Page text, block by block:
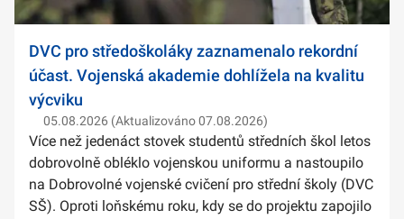
DVC pro středoškoláky zaznamenalo rekordní
účast. Vojenská akademie dohlížela na kvalitu
výcviku
05.08.2026 (Aktualizováno 07.08.2026)
Více než jedenáct stovek studentů středních škol letos
dobrovolně obléklo vojenskou uniformu a nastoupilo
na Dobrovolné vojenské cvičení pro střední školy (DVC
SŠ). Oproti loňskému roku, kdy se do projektu zapojilo